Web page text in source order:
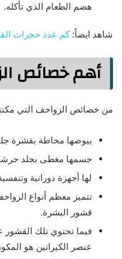
هضم الطعام الذي تأكله.
شاهد ايضاً:كم عدد حجرات
أهم خصائص
من خصائص الزواحف التي
بيوضها محاطة بقشرة
جسمها مغطى بجلد
لها أجهزة دورانية
تتميز معظم أنواع
قشور البشرة.
فيما تحتوي تلك القشور
عنصر الكيراتين هو